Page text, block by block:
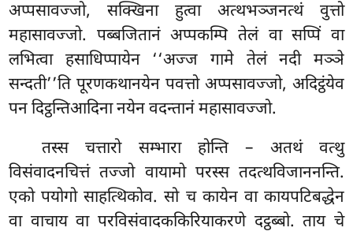
अप्पसावज्जो, सक्खिना हुत्वा अत्थभञ्जनत्थं वुत्तो
महासावज्जो. पब्बजितानं अप्पकम्पि तेलं वा सप्पिं वा
लभित्वा हसाधिप्पायेन ‘‘अज्ज गामे तेलं नदी मञ्ञे
सन्दती’’ति पूरणकथानयेन पवत्तो अप्पसावज्जो, अदिट्ठंयेव
पन दिट्ठन्तिआदिना नयेन वदन्तानं महासावज्जो.
तस्स चत्तारो सम्भारा होन्ति – अतथं वत्थु
विसंवादनचित्तं तज्जो वायामो परस्स तदत्थविजाननन्ति.
एको पयोगो साहत्थिकोव. सो च कायेन वा कायपटिबद्धेन
वा वाचाय वा परविसंवादककिरियाकरणे दट्ठब्बो. ताय चे